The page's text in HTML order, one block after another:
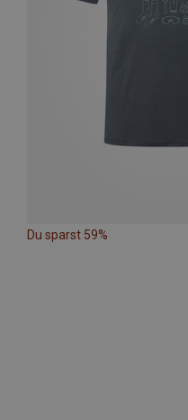
Du sparst 59%